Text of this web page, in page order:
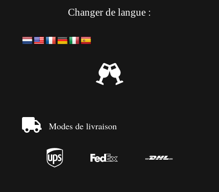
Changer de langue :

 Modes de livraison
  